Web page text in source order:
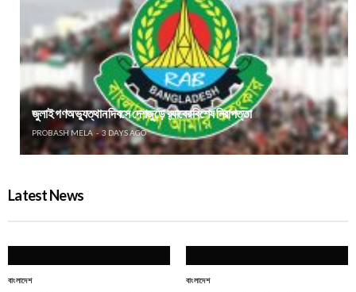
জুলাই গণঅভ্যুত্থান দিবসে দেশজুড়ে র‌্যাবের বিশেষ নিরাপত্তা
PROBASH MELA 3 DAYS AGO
Latest News
বাংলাদেশ বাংলাদেশ